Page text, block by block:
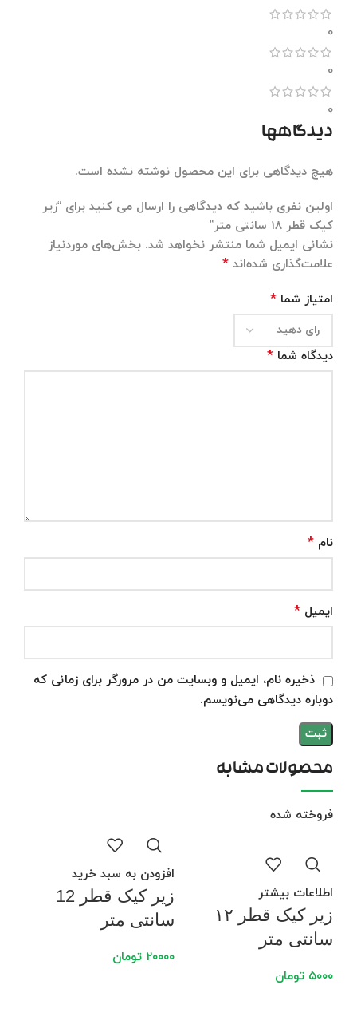
0
0
0
دیدگاهها
هیچ دیدگاهی برای این محصول نوشته نشده است.
اولین نفری باشید که دیدگاهی را ارسال می کنید برای “زیر
کیک قطر ۱۸ سانتی متر”
نشانی ایمیل شما منتشر نخواهد شد. بخش‌های موردنیاز
علامت‌گذاری شده‌اند *
امتیاز شما *
دیدگاه شما *
نام *
ایمیل *
ذخیره نام، ایمیل و وبسایت من در مرورگر برای زمانی که
دوباره دیدگاهی می‌نویسم.
محصولات مشابه
فروخته شده
اطلاعات بیشتر
زیر کیک قطر ۱۲
سانتی متر
۵۰۰۰ تومان
افزودن به سبد خرید
زیر کیک قطر 12
سانتی متر
۲۰۰۰۰ تومان